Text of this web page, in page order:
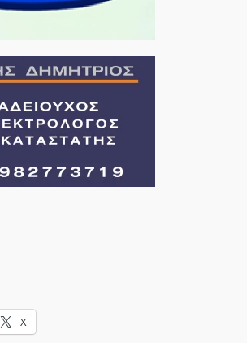
X